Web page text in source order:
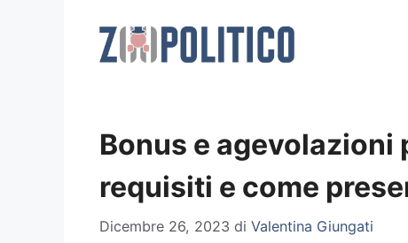
Bonus e agevolazioni
requisiti e come
Dicembre 26, 2023 di Valentina Giungati